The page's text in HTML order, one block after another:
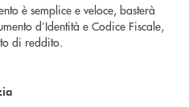
è semplice e veloce, basterà
d’Identità e Codice Fiscale,
di reddito.